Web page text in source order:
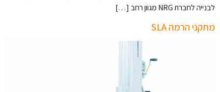
לבנייה לחברת NRG מגוון רחב […]
מתקני הרמה SLA